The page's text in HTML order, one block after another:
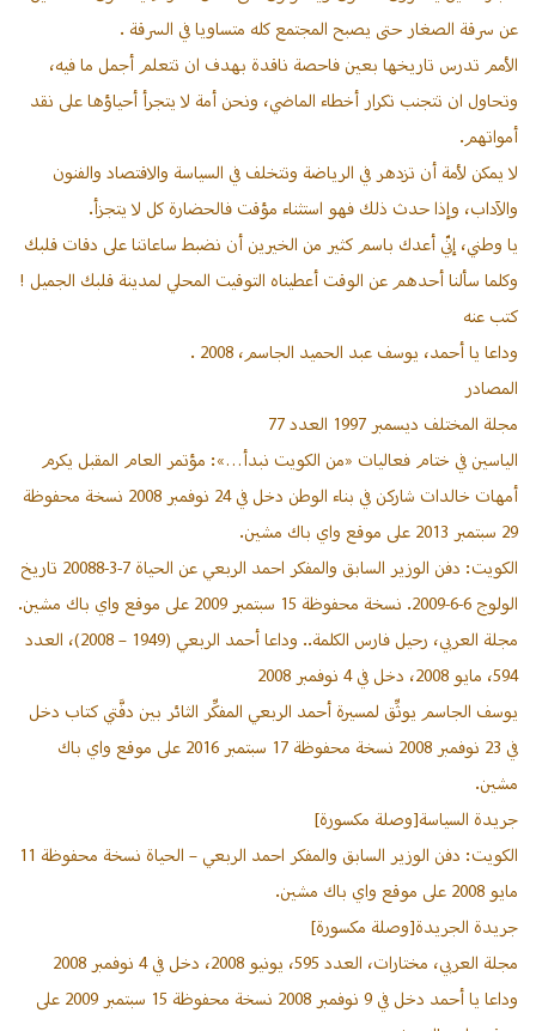
عن سرقة الصغار حتى يصبح المجتمع كله متساويا في السرقة .
الأمم تدرس تاريخها بعين فاحصة ناقدة بهدف ان تتعلم أجمل ما فيه،
وتحاول ان تتجنب تكرار أخطاء الماضي، ونحن أمة لا يتجرأ أحياؤها على نقد
أمواتهم.
لا يمكن لأمة أن تزدهر في الرياضة وتتخلف في السياسة والاقتصاد والفنون
والآداب، وإذا حدث ذلك فهو استثناء مؤقت فالحضارة كل لا يتجزأ.
يا وطني، إنّي أعدك باسم كثير من الخيرين أن نضبط ساعاتنا على دقات قلبك
وكلما سألنا أحدهم عن الوقت أعطيناه التوقيت المحلي لمدينة قلبك الجميل !
كتب عنه
وداعا يا أحمد، يوسف عبد الحميد الجاسم، 2008 .
المصادر
مجلة المختلف ديسمبر 1997 العدد 77
الياسين في ختام فعاليات «من الكويت نبدأ…»: مؤتمر العام المقبل يكرم
أمهات خالدات شاركن في بناء الوطن دخل في 24 نوفمبر 2008 نسخة محفوظة
29 سبتمبر 2013 على موقع واي باك مشين.
الكويت: دفن الوزير السابق والمفكر احمد الربعي عن الحياة 7-3-20088 تاريخ
الولوج 6-6-2009. نسخة محفوظة 15 سبتمبر 2009 على موقع واي باك مشين.
مجلة العربي، رحيل فارس الكلمة.. وداعا أحمد الربعي (1949 – 2008)، العدد
594، مايو 2008، دخل في 4 نوفمبر 2008
يوسف الجاسم يوثِّق لمسيرة أحمد الربعي المفكِّر الثائر بين دفَّتي كتاب دخل
في 23 نوفمبر 2008 نسخة محفوظة 17 سبتمبر 2016 على موقع واي باك
مشين.
جريدة السياسة[وصلة مكسورة]
الكويت: دفن الوزير السابق والمفكر احمد الربعي – الحياة نسخة محفوظة 11
مايو 2008 على موقع واي باك مشين.
جريدة الجريدة[وصلة مكسورة]
مجلة العربي، مختارات، العدد 595، يونيو 2008، دخل في 4 نوفمبر 2008
وداعا يا أحمد دخل في 9 نوفمبر 2008 نسخة محفوظة 15 سبتمبر 2009 على